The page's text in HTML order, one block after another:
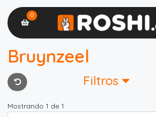
0
Bruynzeel
Filtros
Mostrando 1 de 1